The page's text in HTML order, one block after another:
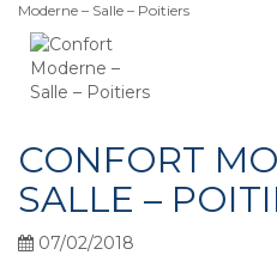
Moderne – Salle – Poitiers
CONFORT
SALLE –
07/02/2018